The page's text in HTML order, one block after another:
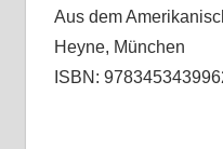
Aus dem
Heyne, München
ISBN: